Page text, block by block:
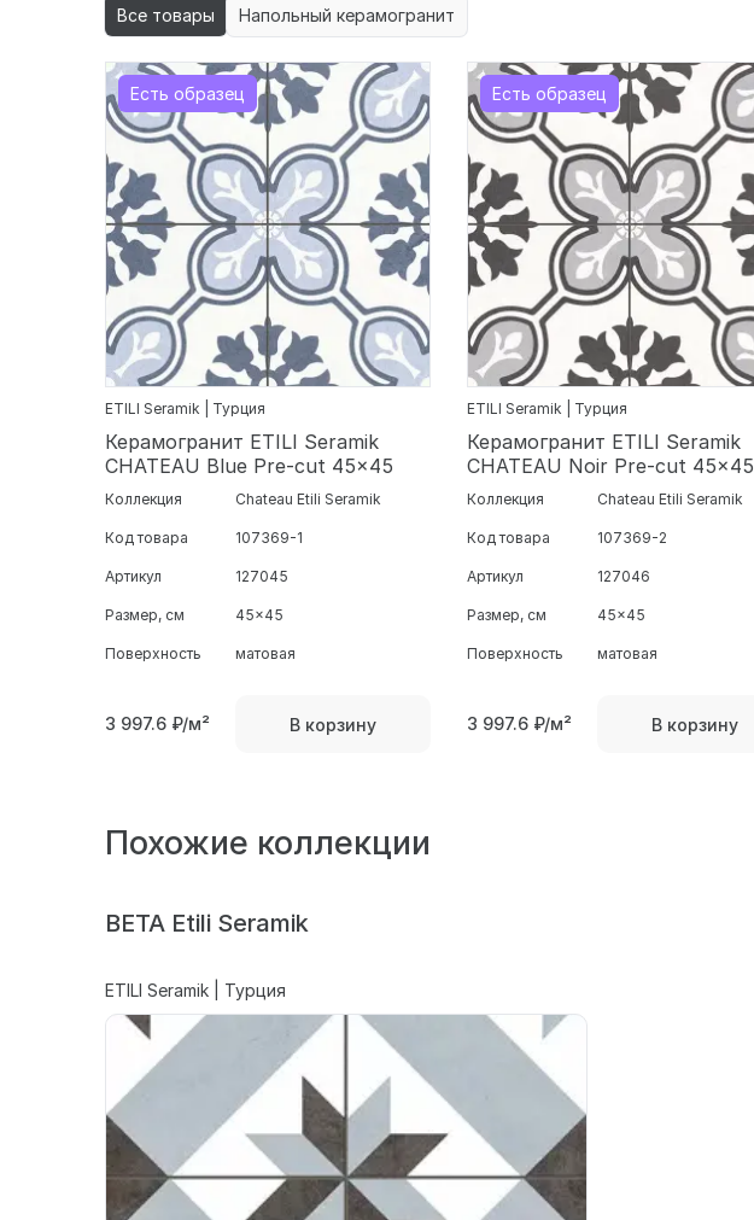
Все товары Напольный керамогранит
Есть образец
ETILI Seramik | Турция
Керамогранит ETILI Seramik
CHATEAU Blue Pre-cut 45x45
Коллекция Chateau Etili Seramik
Код товара 107369-1
Артикул 127045
Размер, см 45x45
Поверхность матовая
3 997.6 ₽/м² В корзину
Есть образец
ETILI Seramik | Турция
Керамогранит ETILI Seramik
CHATEAU Noir Pre-cut 45x45
Коллекция Chateau Etili Seramik
Код товара 107369-2
Артикул 127046
Размер, см 45x45
Поверхность матовая
3 997.6 ₽/м² В корзину
Похожие коллекции
BETA Etili Seramik
ETILI Seramik | Турция